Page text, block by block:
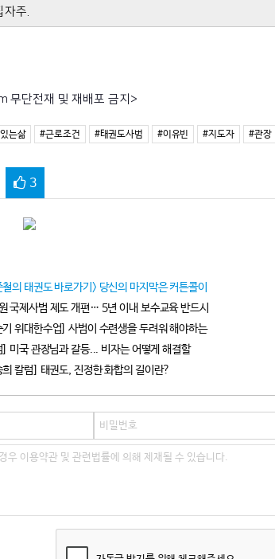
주.
단전재 및 재배포 금지>
는삶 #근로조건 #태권도사범 #이유빈 #지도자 #관장
3
철의 태권도 바로가기> 당신의 마지막은 커튼콜이
국제사범 제도 개편… 5년 이내 보수교육 반드시
기 위대한수업] 사범이 수련생을 두려워 해야하는
] 미국 관장님과 갈등... 비자는 어떻게 해결할
희 칼럼] 태권도, 진정한 화합의 길이란?